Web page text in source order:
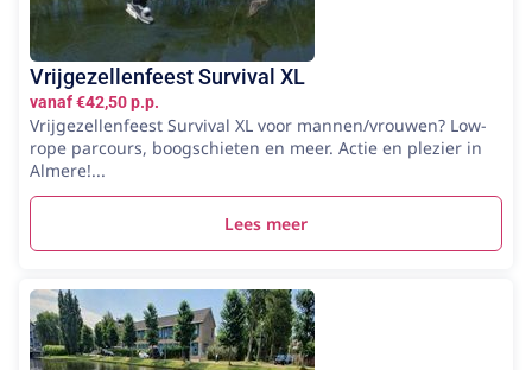
Vrijgezellenfeest Survival XL
vanaf €42,50 p.p.
Vrijgezellenfeest Survival XL voor mannen/vrouwen? Low-
rope parcours, boogschieten en meer. Actie en plezier in
Almere!...
Lees meer